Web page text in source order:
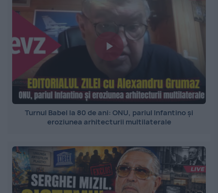
Turnul Babel la 80 de ani: ONU, pariul Infantino și
eroziunea arhitecturii multilaterale